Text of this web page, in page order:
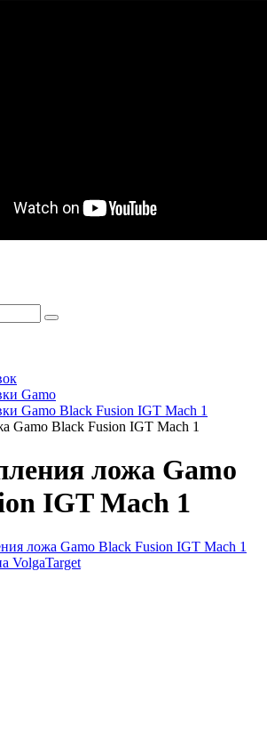
Gamo
Gamo Black Fusion IGT Mach 1
Gamo Black Fusion IGT Mach 1
ложа Gamo
IGT Mach 1